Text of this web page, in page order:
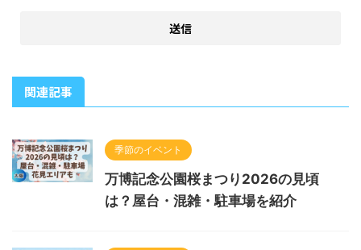
関連記事
季節のイベント
万博記念公園桜まつり2026の見頃
は？屋台・混雑・駐車場を紹介